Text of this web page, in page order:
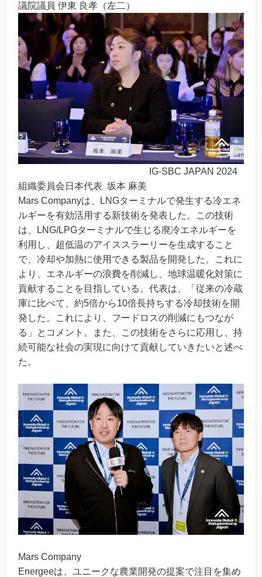
議院議員 伊東 良孝（左二）
IG-SBC JAPAN 2024
組織委員会日本代表 坂本 麻美
Mars Companyは、LNGターミナルで発生する冷エネ
ルギーを有効活用する新技術を発表した。この技術
は、LNG/LPGターミナルで生じる廃冷エネルギーを
利用し、超低温のアイススラーリーを生成すること
で、冷却や加熱に使用できる製品を開発した。これに
より、エネルギーの浪費を削減し、地球温暖化対策に
貢献することを目指している。代表は、「従来の冷蔵
庫に比べて、約5倍から10倍長持ちする冷却技術を開
発した。これにより、フードロスの削減にもつなが
る」とコメント。また、この技術をさらに応用し、持
続可能な社会の実現に向けて貢献していきたいと述べ
た。
Mars Company
Energeeは、ユニークな農業開発の提案で注目を集め